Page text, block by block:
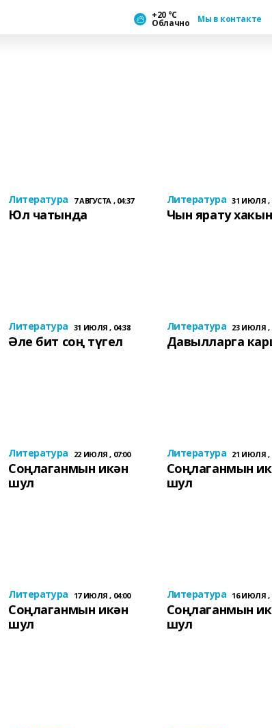
+20 °С
Облачно Мы в контакте
Литература 7 АВГУСТА , 04:37
Юл чатында
Литература 31 ИЮЛЯ ,
Чын ярату
Литература 31 ИЮЛЯ , 04:38
Әле бит соң түгел
Литература 23 ИЮЛЯ ,
Давылларга
Литература 22 ИЮЛЯ , 07:00
Соңлаганмын икән
шул
Литература 21 ИЮЛЯ ,
Соңлаганмын
шул
Литература 17 ИЮЛЯ , 04:00
Соңлаганмын икән
шул
Литература 16 ИЮЛЯ ,
Соңлаганмын
шул